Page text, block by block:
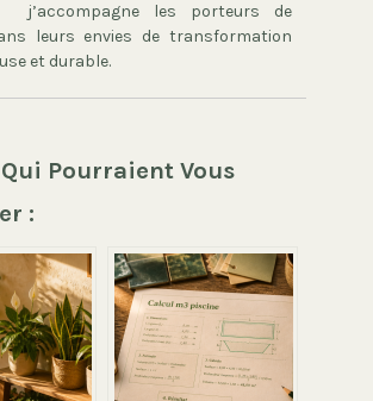
j’accompagne les porteurs de
leurs envies de transformation
et durable.
Pourraient Vous
: